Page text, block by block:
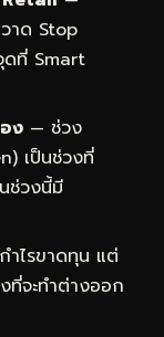
าด Stop
ดที่ Smart
ง — ช่วง
เป็นช่วงที่
ช่วงนี้มี
ำไรขาดทุน แต่
ที่จะทำต่างออก